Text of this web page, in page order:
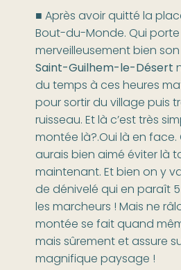
■ Après avoir quitté la
Bout-du-Monde. Qui porte
merveilleusement bien
Saint-Guilhem-le-Désert
du temps à ces heures
pour sortir du village puis
ruisseau. Et là c’est très
montée là?.Oui là en face.
aurais bien aimé éviter là
maintenant. Et bien on y
de dénivelé qui en paraît
les marcheurs ! Mais ne
montée se fait quand
mais sûrement et assure
magnifique paysage !